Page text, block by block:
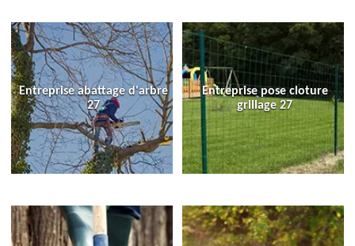
Entreprise abattage d'arbre
27
Entreprise pose cloture
grillage 27